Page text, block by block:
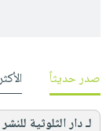
صدر حديثاً
لـ دار الثلوثية